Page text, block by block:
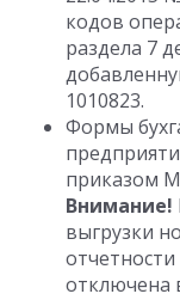
кодов
раздела 7
1010823.
Формы
приказом
Внимание!
выгрузки
отключена